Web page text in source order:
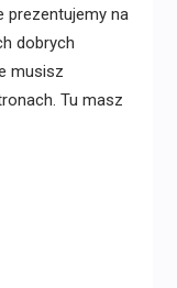
prezentujemy na
dobrych
musisz
Tu masz